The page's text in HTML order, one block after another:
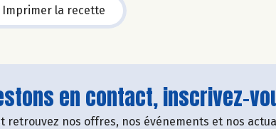
Imprimer la recette
en contact, inscrivez-
retrouvez nos offres, nos événements et nos